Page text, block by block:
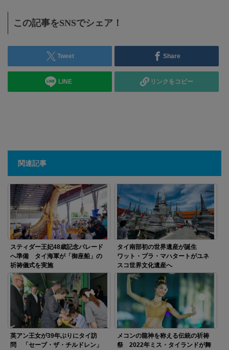
この記事をSNSでシェア！
Tweet Share
LINE リンクをコピー
関連記事
スティダー王妃48歳記念パレード
へ準備 タイ海軍が「御座船」の
祈祷儀式を実施
タイ南部初の世界遺産が誕生
ワット・プラ・マハタートがユネ
スコ世界文化遺産へ
英アン王女が39年ぶりにタイ訪
問 「セーブ・ザ・チルドレン」
メコンの龍神を称える伝統の祈祷
祭 2022年ミス・タイランドが舞